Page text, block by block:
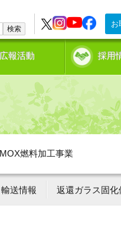
お
検索
報活動 採用
燃料加工事業
輸送情報 返還ガラス固化